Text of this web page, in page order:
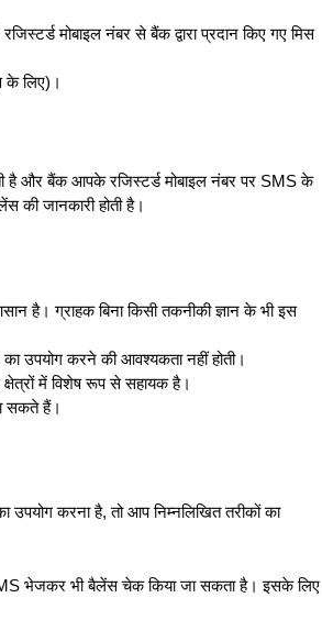
मोबाइल नंबर से बैंक द्वारा प्रदान किए गए मिस
के लिए)।
और बैंक आपके रजिस्टर्ड मोबाइल नंबर पर SMS के
जानकारी होती है।
है। ग्राहक बिना किसी तकनीकी ज्ञान के भी इस
उपयोग करने की आवश्यकता नहीं होती।
में विशेष रूप से सहायक है।
सकते हैं।
करना है, तो आप निम्नलिखित तरीकों का
भेजकर भी बैलेंस चेक किया जा सकता है। इसके लिए